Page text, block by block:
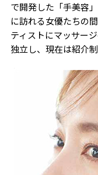
で開発した「手美容
に訪れる女優たちの
ティストにマッサー
独立し、現在は紹介